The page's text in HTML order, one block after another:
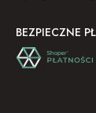
BEZPIECZNE